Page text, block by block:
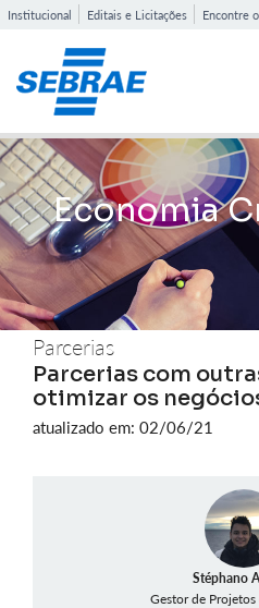
Institucional Editais e Licitações Encontre
Economia
Parcerias
Parcerias com
otimizar os
atualizado em: 02/06/21
Stéphano
Gestor de